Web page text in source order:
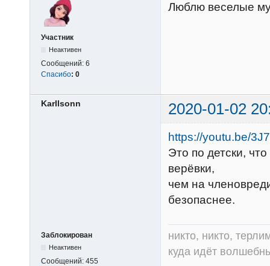
Участник
Неактивен
Сообщений: 6
Спасибо: 0
Люблю веселые
Karllsonn 2020-01-02
Заблокирован
Неактивен
Сообщений: 455
https://youtu.be/
Это по детски,
верёвки,
чем на
безопаснее.
никто, никто,
куда идёт